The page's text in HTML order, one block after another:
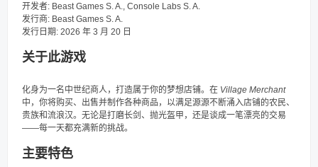
开发者: Beast Games S. A., Console Labs S. A.
发行商: Beast Games S. A.
发行日期: 2026 年 3 月 20 日
关于此游戏
化身为一名中世纪商人，打造属于你的梦想店铺。在 Village Merchant
中，你将购买、出售并制作各种商品，以满足源源不断涌入店铺的农民、
贵族和流浪汉。无论是打磨长剑、抛光盔甲，还是谈成一笔漂亮的交易
——每一天都充满新的挑战。
主要特色